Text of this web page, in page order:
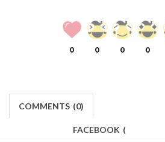
0 0 0 0
COMMENTS (0)
FACEBOOK (